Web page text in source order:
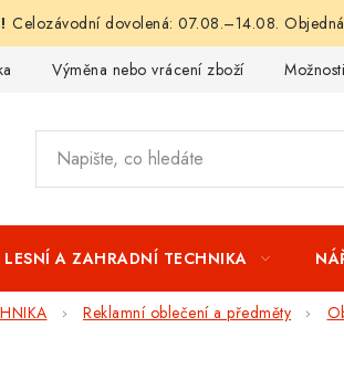
Celozávodní dovolená: 07.08.–14.08.
Výměna nebo vrácení zboží
LESNÍ A ZAHRADNÍ TECHNIKA
Reklamní oblečení a předměty